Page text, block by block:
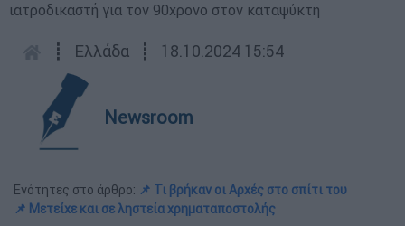
ιατροδικαστή για τον 90χρονο στον καταψύκτη
┋ Ελλάδα ┋ 18.10.2024 15:54
Newsroom
Ενότητες στο άρθρο: 📌 Τι βρήκαν οι Αρχές στο σπίτι του
📌 Μετείχε και σε ληστεία χρηματαποστολής